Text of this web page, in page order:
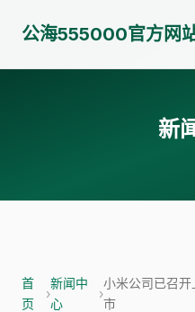
公海555000官方网
新
首
页
›
新闻中
心
›
小米公司已召
市